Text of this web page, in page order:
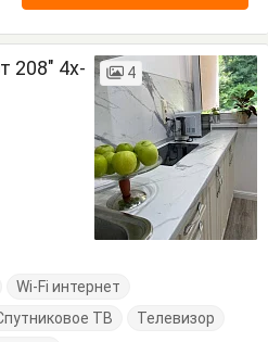
208" 4х-
4
Wi-Fi интернет
ТВ
Телевизор